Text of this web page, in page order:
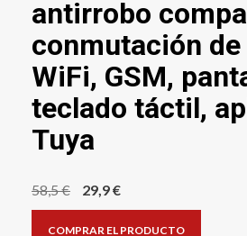
antirrobo
conmutación de
WiFi, GSM,
teclado táctil,
Tuya
58,5€
El
precio
29,9€El
precio
COMPRAR EL PRODUCTO